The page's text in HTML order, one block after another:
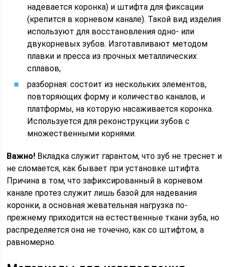
надевается коронка) и штифта для фиксации
(крепится в корневом канале). Такой вид изделия
используют для восстановления одно- или
двукорневых зубов. Изготавливают методом
плавки и пресса из прочных металлических
сплавов,
разборная: состоит из нескольких элементов,
повторяющих форму и количество каналов, и
платформы, на которую насаживается коронка.
Используется для реконструкции зубов с
множественными корнями.
Важно! Вкладка служит гарантом, что зуб не треснет и
не сломается, как бывает при установке штифта.
Причина в том, что зафиксированный в корневом
канале протез служит лишь базой для надевания
коронки, а основная жевательная нагрузка по-
прежнему приходится на естественные ткани зуба, но
распределяется она не точечно, как со штифтом, а
равномерно.